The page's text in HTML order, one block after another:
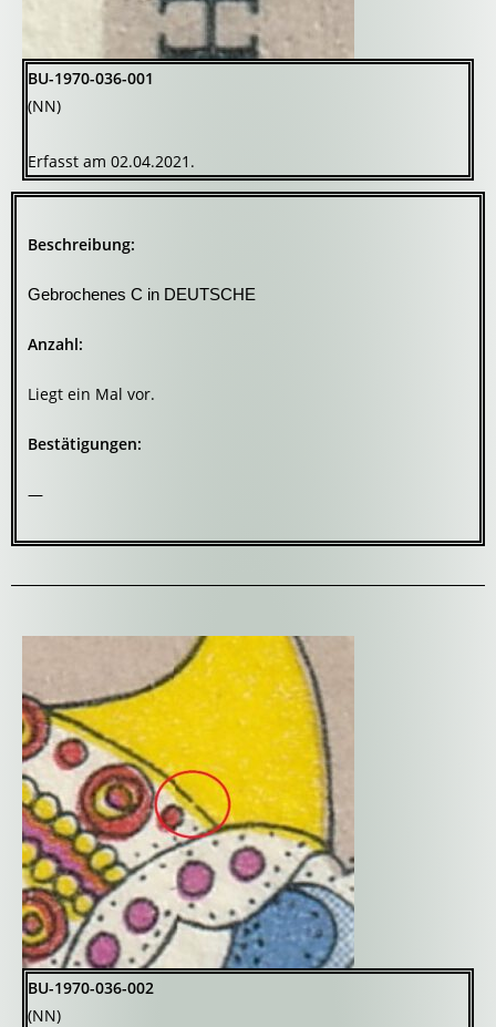
BU-1970-036-001
(NN)
Erfasst am 02.04.2021.
Beschreibung:
Gebrochenes C in DEUTSCHE
Anzahl:
Liegt ein Mal vor.
Bestätigungen:
—
BU-1970-036-002
(NN)